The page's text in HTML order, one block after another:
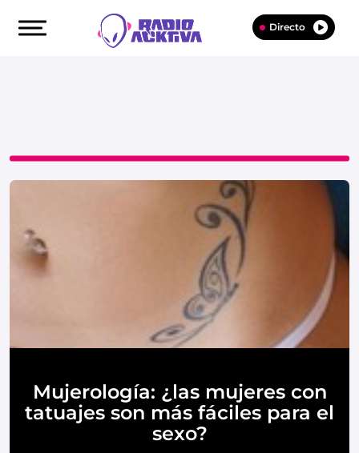
Directo
Mujerología: ¿las mujeres con
tatuajes son más fáciles para el
sexo?